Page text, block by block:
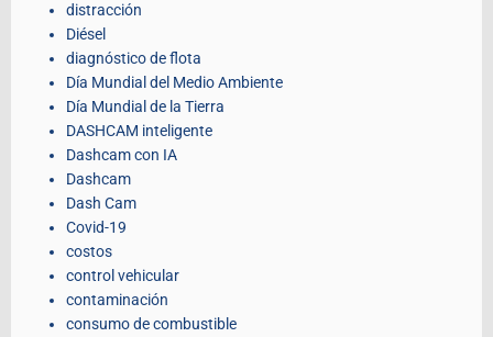
distracción
Diésel
diagnóstico de flota
Día Mundial del Medio Ambiente
Día Mundial de la Tierra
DASHCAM inteligente
Dashcam con IA
Dashcam
Dash Cam
Covid-19
costos
control vehicular
contaminación
consumo de combustible